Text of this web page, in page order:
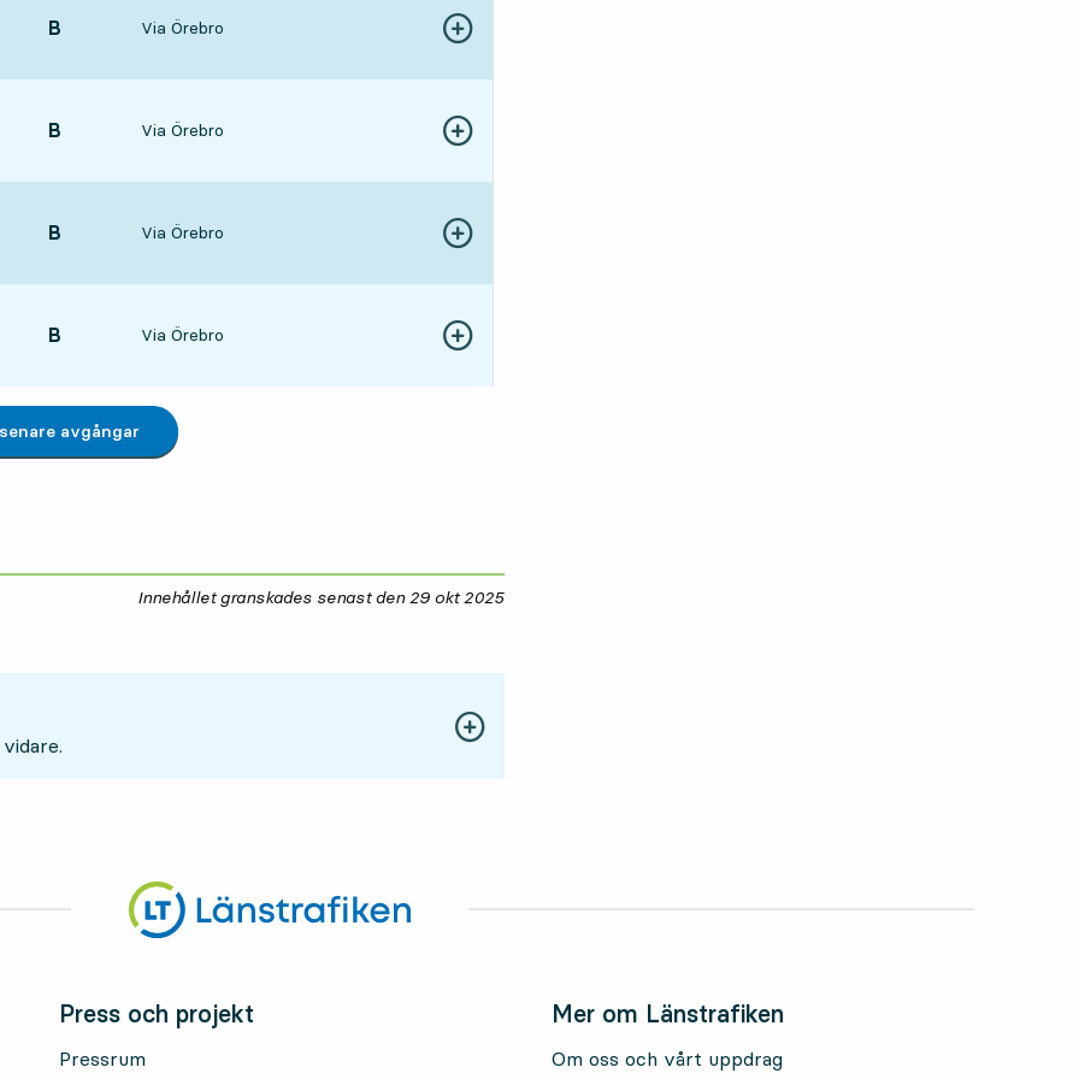
LÄGE,
B Via Örebro Visa fler detaljer
LÄGE,
B Via Örebro Visa fler detaljer
LÄGE,
B Via Örebro Visa fler detaljer
LÄGE,
B Via Örebro Visa fler detaljer
avgångar
Innehållet granskades senast den 29 okt 2025
Press och projekt
Pressrum
Mer om Länstrafiken
Om oss och vårt uppdrag